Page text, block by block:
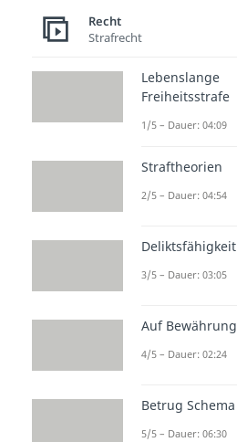
Recht
Strafrecht
Lebenslange
Freiheitsstrafe
1/5 – Dauer: 04:09
Straftheorien
2/5 – Dauer: 04:54
Deliktsfähigkeit
3/5 – Dauer: 03:05
Auf Bewährung
4/5 – Dauer: 02:24
Betrug Schema
5/5 – Dauer: 06:30